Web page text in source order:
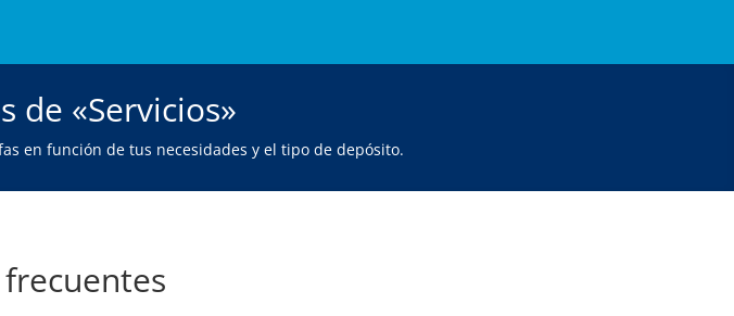
de «Servicios»
en función de tus necesidades y el tipo de depósito.